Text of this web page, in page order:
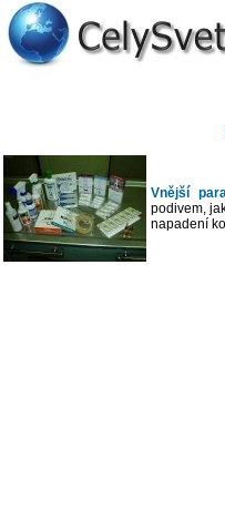
Vnější
podivem,
napadení